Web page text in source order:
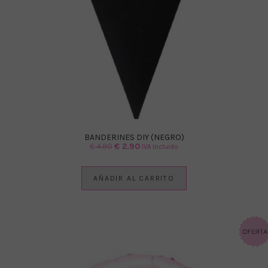
BANDERINES DIY (NEGRO)
€4.90El
€ 2.90ElIVA Incluido
AÑADIR AL CARRITO